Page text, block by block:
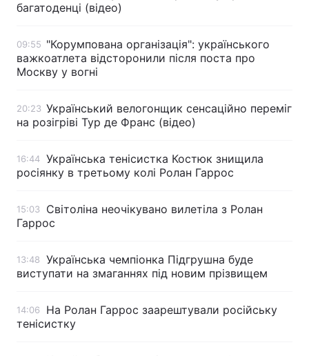
багатоденці (відео)
09:55 "Корумпована організація": українського
важкоатлета відсторонили після поста про
Москву у вогні
20:23 Український велогонщик сенсаційно переміг
на розігріві Тур де Франс (відео)
16:44 Українська тенісистка Костюк знищила
росіянку в третьому колі Ролан Гаррос
15:03
Світоліна неочікувано вилетіла з Ролан
Гаррос
13:48
Українська чемпіонка Підгрушна буде
виступати на змаганнях під новим прізвищем
14:06
На Ролан Гаррос заарештували російську
тенісистку